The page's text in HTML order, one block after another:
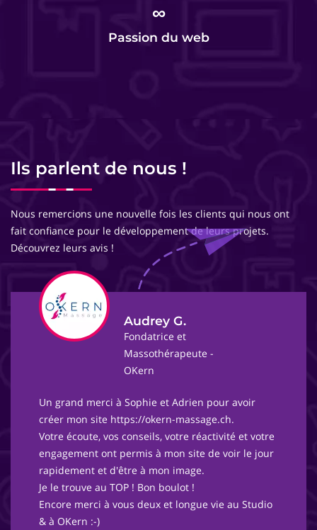
∞
Passion du web
Ils parlent de nous !
Nous remercions une nouvelle fois les clients qui nous ont
fait confiance pour le développement de leurs projets.
Découvrez leurs avis !
Audrey G.
Fondatrice et
Massothérapeute -
OKern
Un grand merci à Sophie et Adrien pour avoir
créer mon site https://okern-massage.ch.
Votre écoute, vos conseils, votre réactivité et votre
engagement ont permis à mon site de voir le jour
rapidement et d'être à mon image.
Je le trouve au TOP ! Bon boulot !
Encore merci à vous deux et longue vie au Studio
& à OKern :-)